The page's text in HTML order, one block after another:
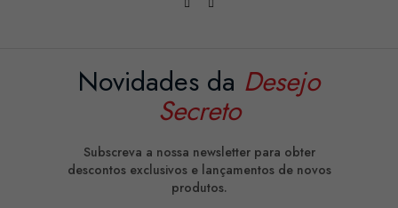
Novidades da Desejo
Secreto
Subscreva a nossa newsletter para obter
descontos exclusivos e lançamentos de novos
produtos.